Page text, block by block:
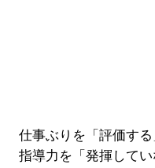
仕事ぶりを「評価す
指導力を「発揮して